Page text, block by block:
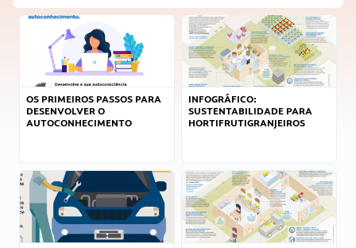
OS PRIMEIROS PASSOS PARA
DESENVOLVER O
AUTOCONHECIMENTO
INFOGRÁFICO:
SUSTENTABILIDADE PARA
HORTIFRUTIGRANJEIROS